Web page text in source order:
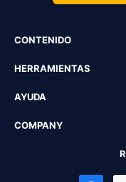
CONTENIDO
HERRAMIENTAS
AYUDA
COMPANY